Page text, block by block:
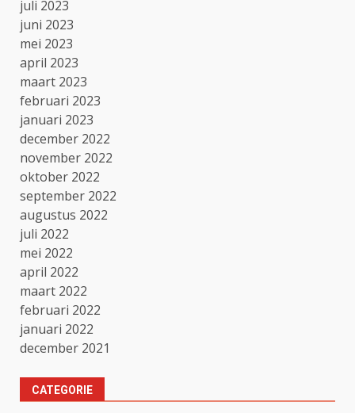
juli 2023
juni 2023
mei 2023
april 2023
maart 2023
februari 2023
januari 2023
december 2022
november 2022
oktober 2022
september 2022
augustus 2022
juli 2022
mei 2022
april 2022
maart 2022
februari 2022
januari 2022
december 2021
CATEGORIE